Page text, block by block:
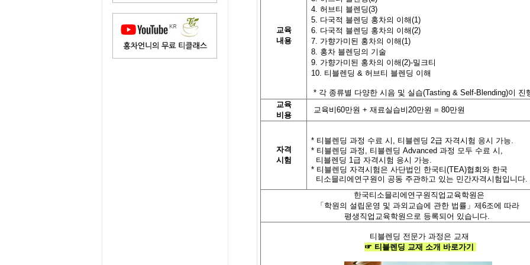
교육
내용
4. 허브티 블렌딩(3)
5. 다국적 블렌딩 홍차의 이해(1)
6. 다국적 블렌딩 홍차의 이해(2)
7. 가향가미된 홍차의 이해(1)
8. 홍차 블렌딩의 기술
9. 가향가미된 홍차의 이해(2)-밀크티
10. 티 블렌딩 & 허브티 블렌딩 이해
* 각 종류별 다양한 시음 및 실습(Tasting & Self-Blending)이 진
교육
비용
교육비60만원 + 재료실습비20만원 = 80만원
자격
시험
* 티블렌딩 과정 수료 시 , 티블렌딩 2급 자격시험 응시 가능.
* 티블렌딩 과정 , 티블렌딩 Advanced 과정 모두 수료 시 ,
티블렌딩 1급 자격시험 응시 가능.
* 티블렌딩 자격시험은 사단법인 한국티(TEA)협회와 한국
티소믈리에연구원이 공동 주관하고 있는 민간자격시험입니다.
한국티소믈리에연구원직업교육학원 은
「학원의 설립운영 및 과외교습에 관한 법률」제6조에 따라
평생직업교육학원 으로 등록되어 있습니다.
티블렌딩 전문가 과정은 교재
☞ 티블렌딩 교재 소개 바로가기